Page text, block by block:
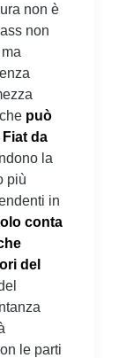
non è
non
può
da
la
più
in
conta
del
le parti